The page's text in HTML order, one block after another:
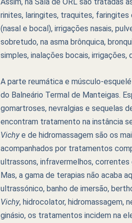
Assim, na Sala de ORL são tratadas
rinites, laringites, traquites,
(nasal e bocal), irrigações nasais,
sobretudo, na asma brônquica,
simples, inalações bocais, irrigações,
A parte reumática e músculo-
do Balneário Termal de Manteigas.
gomartroses, nevralgias e sequelas
encontram tratamento na instância
Vichye de hidromassagem são os
acompanhados por tratamentos
ultrassons, infravermelhos, correntes
Mas, a gama de terapias não acaba
ultrassónico, banho de imersão,
Vichy, hidrocolator, hidromassagem,
ginásio, os tratamentos incidem na